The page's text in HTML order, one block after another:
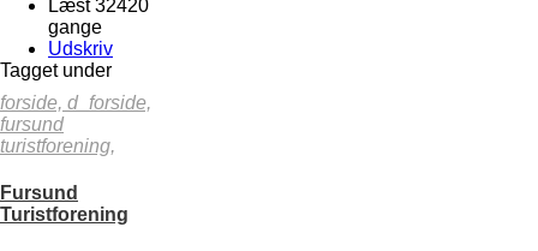
Læst 32420
gange
Udskriv
Tagget under
forside, d_forside,
fursund
turistforening,
Fursund
Turistforening